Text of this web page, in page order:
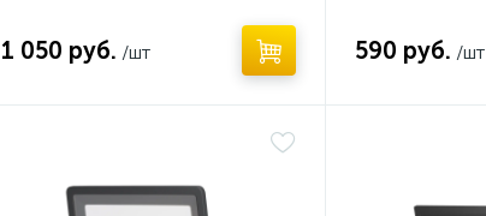
1 050 руб. /шт 590 руб. /шт